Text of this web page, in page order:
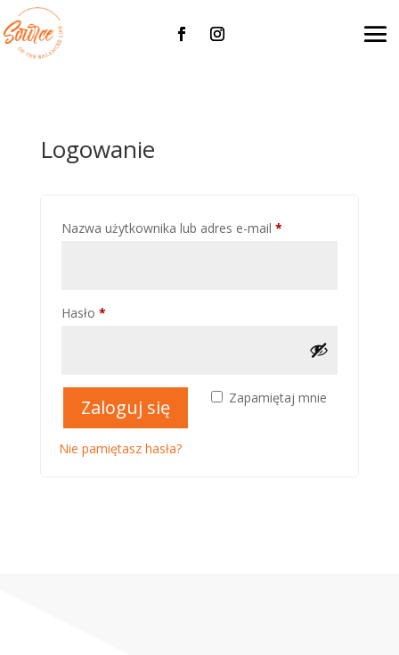
Logowanie
Nazwa użytkownika lub adres e-mail *Wymagane
Hasło *Wymagane
Zapamiętaj mnie
Zaloguj się
Nie pamiętasz hasła?